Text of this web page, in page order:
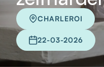
CHARLEROI
22-03-2026